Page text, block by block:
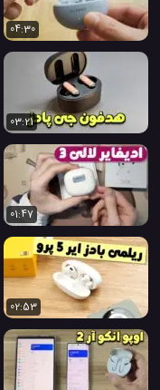
04:30
03:21
01:47
02:53